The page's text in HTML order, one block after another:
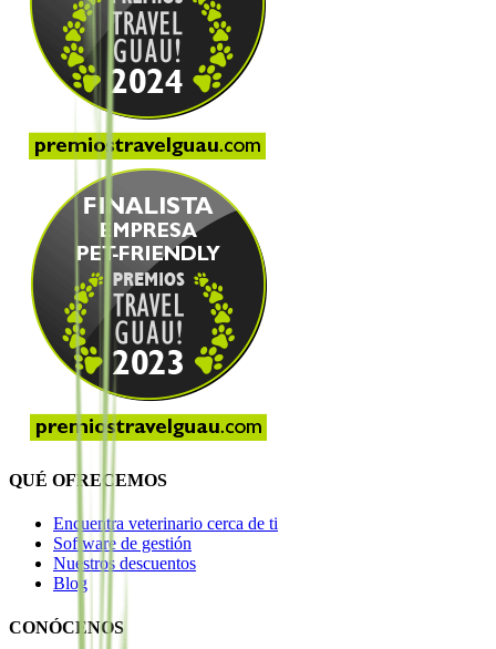
QUÉ OFRECEMOS
Encuentra veterinario cerca de ti
Software de gestión
Nuestros descuentos
Blog
CONÓCENOS